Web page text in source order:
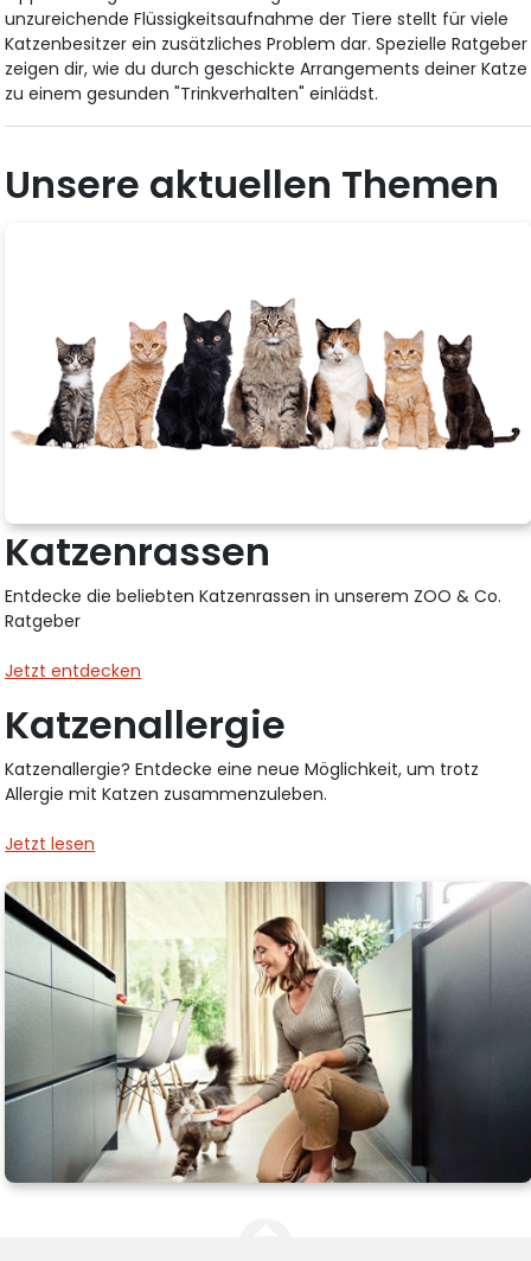
unzureichende Flüssigkeitsaufnahme der Tiere stellt für viele
Katzenbesitzer ein zusätzliches Problem dar. Spezielle Ratgeber
zeigen dir, wie du durch geschickte Arrangements deiner Katze
zu einem gesunden "Trinkverhalten" einlädst.
Unsere aktuellen Themen
Katzenrassen
Entdecke die beliebten Katzenrassen in unserem ZOO & Co.
Ratgeber
Jetzt entdecken
Katzenallergie
Katzenallergie? Entdecke eine neue Möglichkeit, um trotz
Allergie mit Katzen zusammenzuleben.
Jetzt lesen